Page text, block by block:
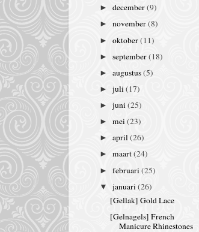
►december(9)
►november(8)
►oktober(11)
►september(18)
►augustus(5)
►juli(17)
►juni(25)
►mei(23)
►april(26)
►maart(24)
►februari(25)
▼januari(26)
[Gellak] Gold Lace
[Gelnagels] French
Manicure Rhinestones